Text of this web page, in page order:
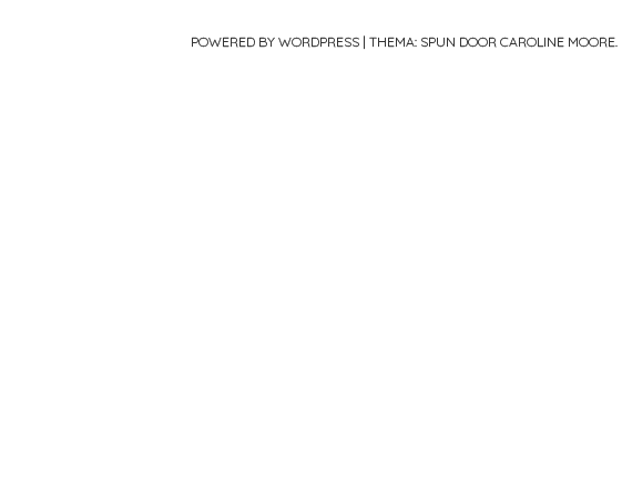
POWERED BY WORDPRESS | THEMA: SPUN DOOR CAROLINE MOORE.